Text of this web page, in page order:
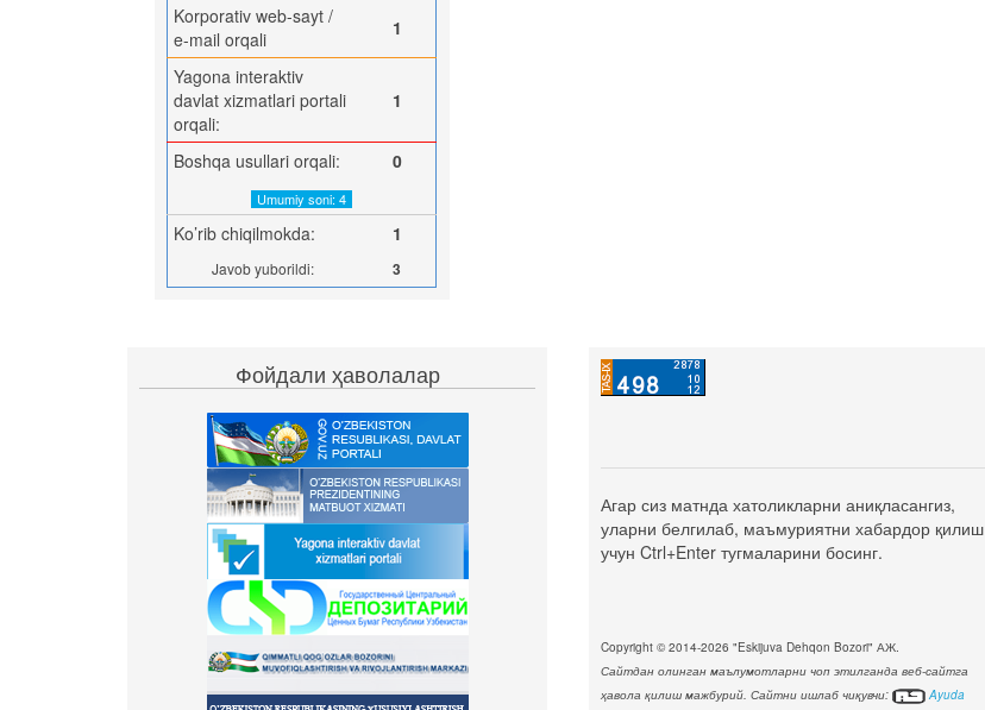
Korporativ web-sayt /
e-mail orqali
1
Yagona interaktiv
davlat xizmatlari portali
orqali:
1
Boshqa usullari orqali: 0
Umumiy soni: 4
Ko’rib chiqilmokda: 1
Javob yuborildi: 3
Фойдали ҳаволалар
Агар сиз матнда хатоликларни аниқласангиз,
уларни белгилаб, маъмуриятни хабардор қилиш
учун Ctrl+Enter тугмаларини босинг.
Copyright © 2014-2026 "Eskijuva Dehqon Bozori" АЖ.
Сайтдан олинган маълумотларни чоп этилганда веб-сайтга
ҳавола қилиш мажбурий. Сайтни ишлаб чиқувчи:
Ayuda